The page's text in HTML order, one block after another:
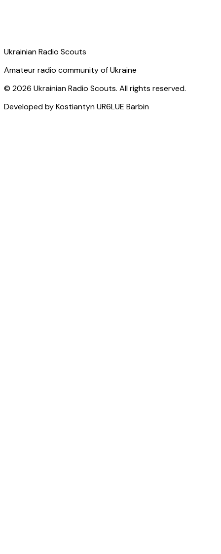
Ukrainian Radio Scouts
Amateur radio community of Ukraine
© 2026 Ukrainian Radio Scouts. All rights reserved.
Developed by KostiantynUR6LUE Barbin